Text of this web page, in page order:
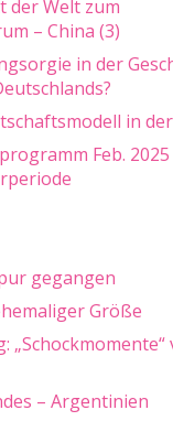
der Welt zum
– China (3)
in der
in
Feb.
gegangen
Größe
– Argentinien